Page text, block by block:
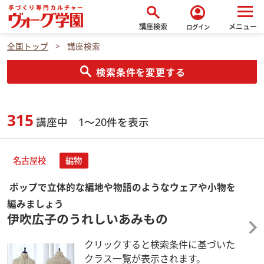
search
講座検索
account_circle
ログイン メニュー
全国トップ 講座検索
search 検索条件を変更する
315 講座中 1～20件を表示
名古屋校 編物
ポップで立体的な編地や物語のようなウェアや小物を
編みましょう
伊吹広子のうれしいあみもの
クリックすると検索条件に基づいた
クラス一覧が表示されます。